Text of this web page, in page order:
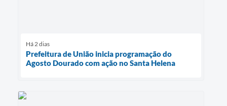
Há 2 dias
Prefeitura de União inicia programação do
Agosto Dourado com ação no Santa Helena